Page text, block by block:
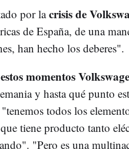
por lacrisis de
de España, de una
han hecho los deberes".
momentos
y hasta qué punto
todos los
tiene producto tanto
"Pero es una